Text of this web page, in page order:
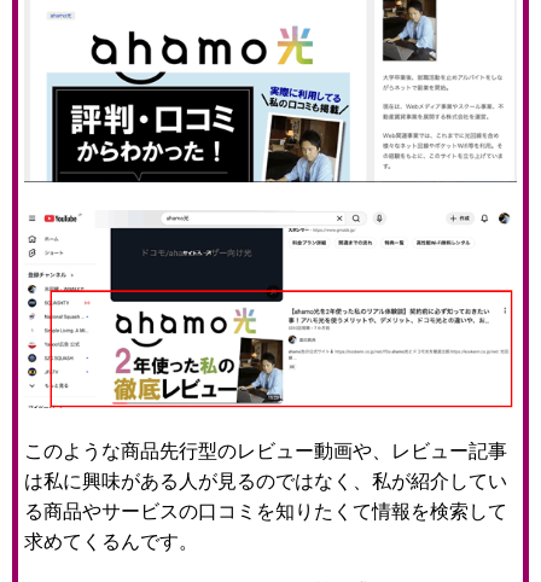
このような商品先行型のレビュー動画や、レビュー記事
は私に興味がある人が見るのではなく、私が紹介してい
る商品やサービスの口コミを知りたくて情報を検索して
求めてくるんです。